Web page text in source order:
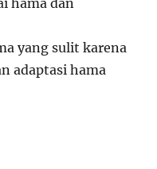
hama dan
yang sulit karena
adaptasi hama